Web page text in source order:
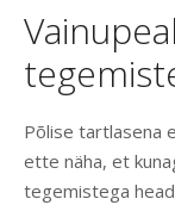
Põlise tartlasena
ette näha, et
tegemistega